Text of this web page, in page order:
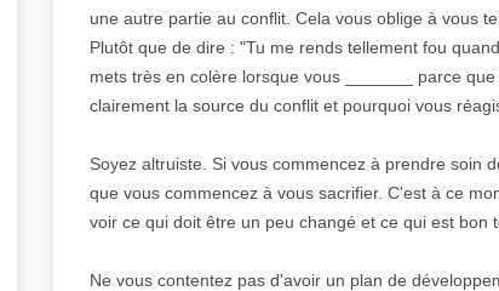
une autre partie au conflit. Cela vous oblige à vous
Plutôt que de dire : "Tu me rends tellement fou
mets très en colère lorsque vous _______ parce
clairement la source du conflit et pourquoi vous
Soyez altruiste. Si vous commencez à prendre soin
que vous commencez à vous sacrifier. C'est à ce
voir ce qui doit être un peu changé et ce qui est bon
Ne vous contentez pas d'avoir un plan de